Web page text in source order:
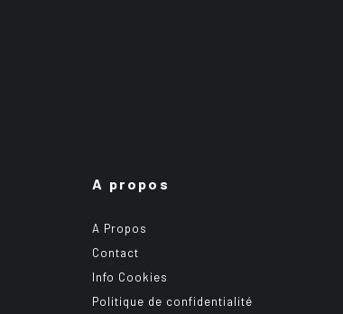
A propos
A Propos
Contact
Info Cookies
Politique de confidentialité